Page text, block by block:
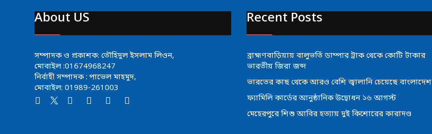
About US
সম্পাদক ও প্রকাশক: তৌহিদুল ইসলাম লিওন,
মোবাইল :01674968247
নির্বাহী সম্পাদক : পাভেল মাহমুদ,
মোবাইল: 01989-261003
Recent Posts
ব্রাহ্মণবাড়িয়ায় বালুভর্তি ডাম্পার ট্রাক থেকে কোটি টাকার
ভারতীয় জিরা জব্দ
ভারতের কাছ থেকে আরও বেশি জ্বালানি চেয়েছে বাংলাদেশ
ফ্যামিলি কার্ডের আনুষ্ঠানিক উদ্বোধন ১৬ আগস্ট
মেহেরপুরে শিশু আবির হত্যায় দুই কিশোরের কারাদণ্ড